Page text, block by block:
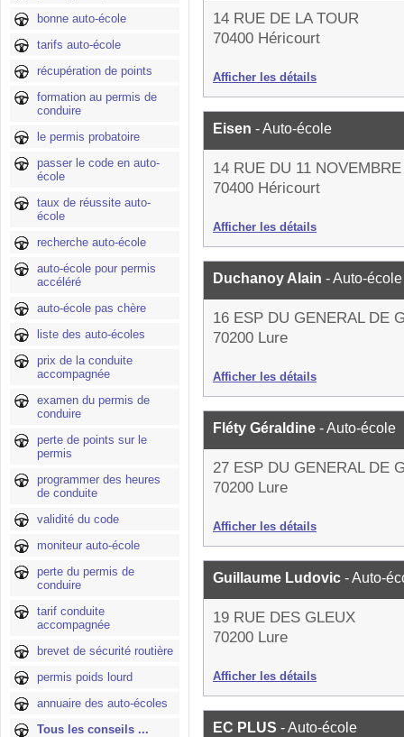
bonne auto-école
tarifs auto-école
récupération de points
formation au permis de
conduire
le permis probatoire
passer le code en auto-
école
taux de réussite auto-
école
recherche auto-école
auto-école pour permis
accéléré
auto-école pas chère
liste des auto-écoles
prix de la conduite
accompagnée
examen du permis de
conduire
perte de points sur le
permis
programmer des heures
de conduite
validité du code
moniteur auto-école
perte du permis de
conduire
tarif conduite
accompagnée
brevet de sécurité routière
permis poids lourd
annuaire des auto-écoles
Tous les conseils ...
14 RUE DE LA TOUR
70400 Héricourt
Afficher les détails
Eisen - Auto-école
14 RUE DU 11 NOVEMBRE
70400 Héricourt
Afficher les détails
Duchanoy Alain - Auto-école
16 ESP DU GENERAL DE
70200 Lure
Afficher les détails
Fléty Géraldine - Auto-école
27 ESP DU GENERAL DE
70200 Lure
Afficher les détails
Guillaume Ludovic - Auto-
19 RUE DES GLEUX
70200 Lure
Afficher les détails
EC PLUS - Auto-école